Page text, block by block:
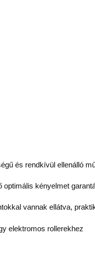
és rendkívül ellenálló
kényelmet
vannak ellátva,
elektromos rollerekhez